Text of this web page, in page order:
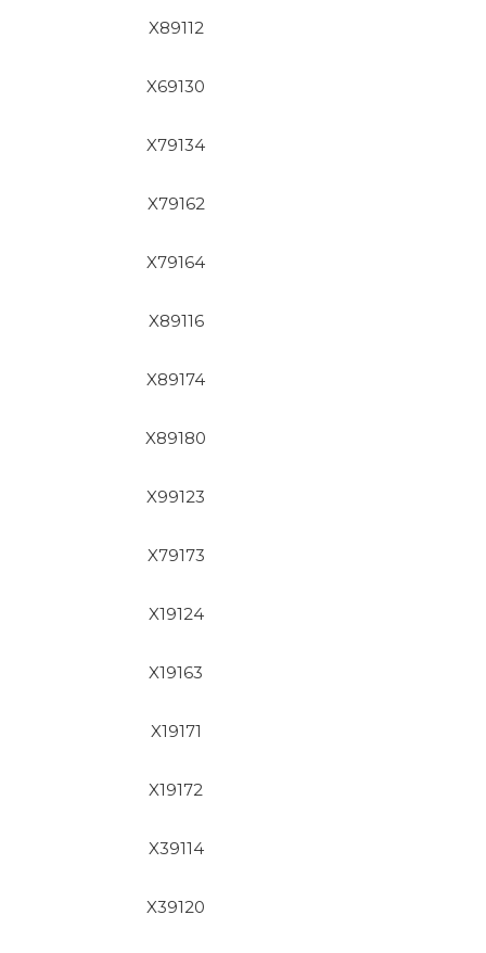
X89112
X69130
X79134
X79162
X79164
X89116
X89174
X89180
X99123
X79173
X19124
X19163
X19171
X19172
X39114
X39120